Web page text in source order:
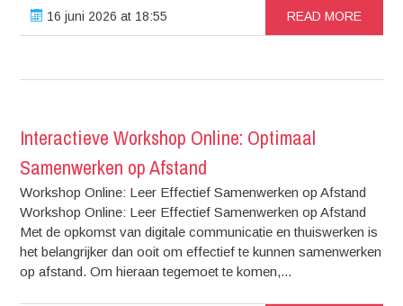
16 juni 2026 at 18:55 READ MORE
Interactieve Workshop Online: Optimaal
Samenwerken op Afstand
Workshop Online: Leer Effectief Samenwerken op Afstand
Workshop Online: Leer Effectief Samenwerken op Afstand
Met de opkomst van digitale communicatie en thuiswerken is
het belangrijker dan ooit om effectief te kunnen samenwerken
op afstand. Om hieraan tegemoet te komen,...